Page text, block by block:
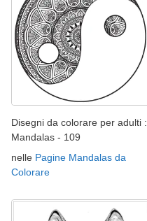
Disegni da colorare per adulti :
Mandalas - 109
nelle Pagine Mandalas da
Colorare